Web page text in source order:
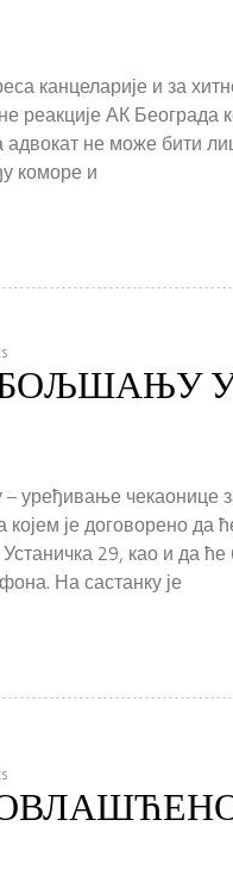
канцеларије и за
АК Београда
адвокат не може бити
коморе и
чекаонице
је договорено да
29, као и да
На састанку је